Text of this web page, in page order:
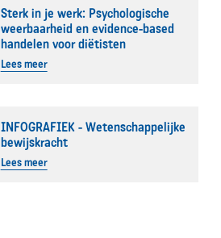
Sterk in je werk: Psychologische
weerbaarheid en evidence-based
handelen voor diëtisten
Lees meer
INFOGRAFIEK - Wetenschappelijke
bewijskracht
Lees meer